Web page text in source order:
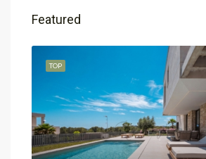
Featured
TOP